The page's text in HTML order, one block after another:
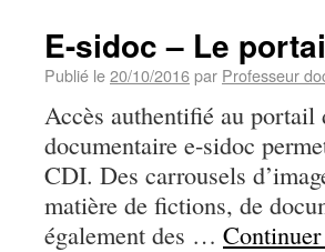
E-sidoc – Le
Publié le20/10/2016par Professeur
Accès authentifié au
documentaire e-sidoc
CDI. Des carrousels
matière de fictions, de
également des …